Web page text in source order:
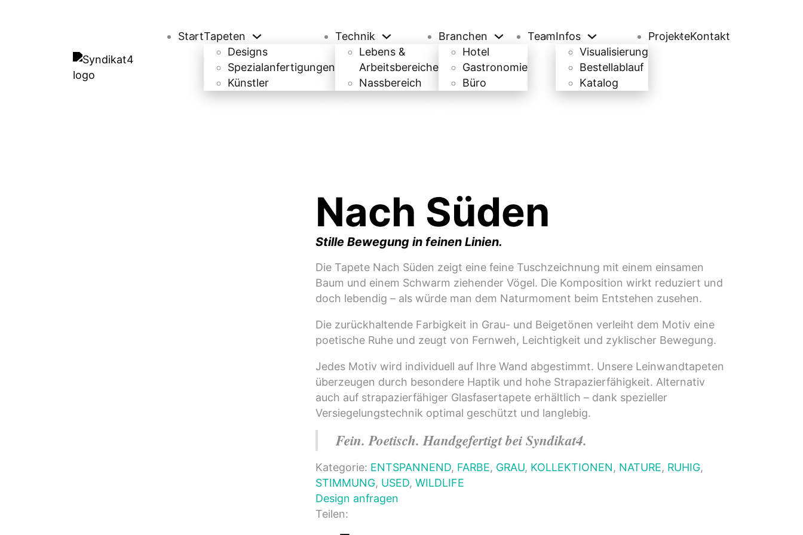
StartTapeten
Designs
Spezialanfertigungen
Künstler
Technik
Lebens &
Arbeitsbereiche
Nassbereich
Branchen
Hotel
Gastronomie
Büro
TeamInfos
Visualisierung
Bestellablauf
Katalog
ProjekteKontakt
Nach Süden
Stille Bewegung in feinen Linien.
Die Tapete Nach Süden zeigt eine feine Tuschzeichnung mit einem einsamen
Baum und einem Schwarm ziehender Vögel. Die Komposition wirkt reduziert und
doch lebendig – als würde man dem Naturmoment beim Entstehen zusehen.
Die zurückhaltende Farbigkeit in Grau- und Beigetönen verleiht dem Motiv eine
poetische Ruhe und zeugt von Fernweh, Leichtigkeit und zyklischer Bewegung.
Jedes Motiv wird individuell auf Ihre Wand abgestimmt. Unsere Leinwandtapeten
überzeugen durch besondere Haptik und hohe Strapazierfähigkeit. Alternativ
auch auf strapazierfähiger Glasfasertapete erhältlich – dank spezieller
Versiegelungstechnik optimal geschützt und langlebig.
Fein. Poetisch. Handgefertigt bei Syndikat4.
Kategorie: ENTSPANNEND, FARBE, GRAU, KOLLEKTIONEN, NATURE, RUHIG,
STIMMUNG, USED,WILDLIFE
Design anfragen
Teilen: